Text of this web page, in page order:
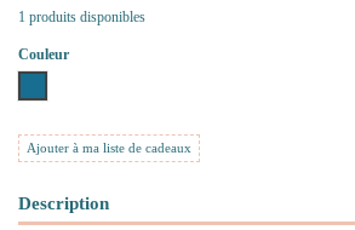
1 produits disponibles
Couleur
Ajouter à ma liste de cadeaux
Description